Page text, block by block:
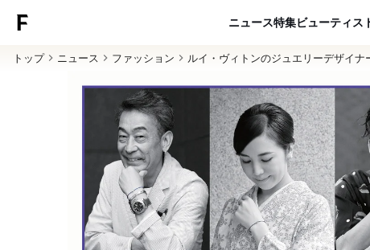
ニュース特集ビューティ ス
トップ ニュース ファッション ルイ・ヴィトンのジュエリーデザイ